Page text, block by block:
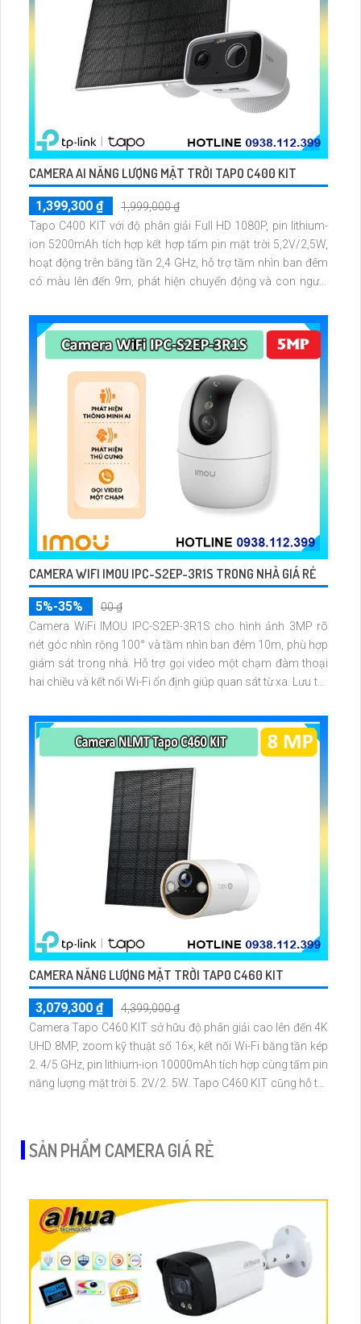
CAMERA AI NĂNG LƯỢNG MẶT TRỜI TAPO C400 KIT
1,399,300 ₫
1,999,000 ₫
Tapo C400 KIT với độ phân giải Full HD 1080P, pin lithium-
ion 5200mAh tích hợp kết hợp tấm pin mặt trời 5,2V/2,5W,
hoạt động trên băng tần 2,4 GHz, hỗ trợ tầm nhìn ban đêm
có màu lên đến 9m, phát hiện chuyển động và con người
512GB
CAMERA WIFI IMOU IPC-S2EP-3R1S TRONG NHÀ GIÁ RẺ
5%-35%
00 ₫
Camera WiFi IMOU IPC-S2EP-3R1S cho hình ảnh 3MP rõ
nét góc nhìn rộng 100° và tầm nhìn ban đêm 10m, phù hợp
giám sát trong nhà. Hỗ trợ gọi video một chạm đàm thoại
hai chiều và kết nối Wi-Fi ổn định giúp quan sát từ xa. Lưu trữ
dễ lắp đặt cho gia đình và văn phòng nhỏ.
CAMERA NĂNG LƯỢNG MẶT TRỜI TAPO C460 KIT
3,079,300 ₫
4,399,000 ₫
Camera Tapo C460 KIT sở hữu độ phân giải cao lên đến 4K
UHD 8MP, zoom kỹ thuật số 16×, kết nối Wi-Fi băng tần kép
2. 4/5 GHz, pin lithium-ion 10000mAh tích hợp cùng tấm pin
năng lượng mặt trời 5. 2V/2. 5W. Tapo C460 KIT cũng hỗ trợ
SẢN PHẨM CAMERA GIÁ RẺ